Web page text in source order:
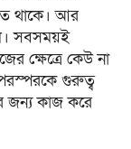
থাকে। আর
সবসময়ই
ক্ষেত্রে কেউ না
গুরুত্ব
জন্য কাজ করে